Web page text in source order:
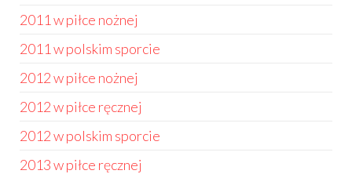
2011 w piłce nożnej
2011 w polskim sporcie
2012 w piłce nożnej
2012 w piłce ręcznej
2012 w polskim sporcie
2013 w piłce ręcznej